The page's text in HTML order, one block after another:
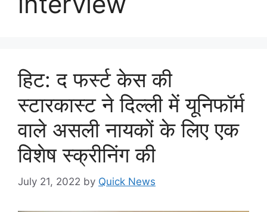
हिट: द फर्स्ट केस की
स्टारकास्ट ने दिल्ली में यूनिफॉर्म
वाले असली नायकों के लिए एक
विशेष स्क्रीनिंग की
July 21, 2022 by Quick News